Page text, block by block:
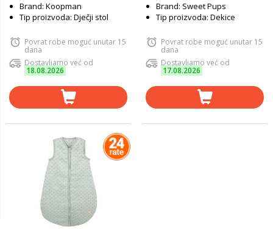
Brand: Koopman
Tip proizvoda: Dječji stol
Povrat robe moguć unutar 15
dana
Dostavljamo već od
18.08.2026
Brand: Sweet Pups
Tip proizvoda: Dekice
Povrat robe moguć unutar 15
dana
Dostavljamo već od
17.08.2026